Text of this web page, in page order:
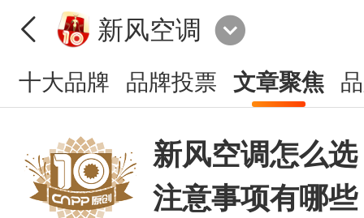
新风空调
十大品牌 品牌投票 文章聚焦
新风空调怎么
注意事项有哪些